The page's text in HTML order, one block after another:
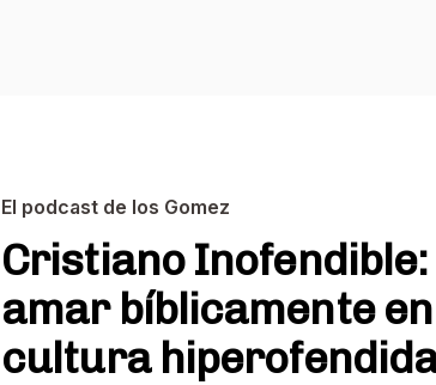
El podcast de los Gomez
Cristiano Inofendible:
amar bíblicamente
cultura